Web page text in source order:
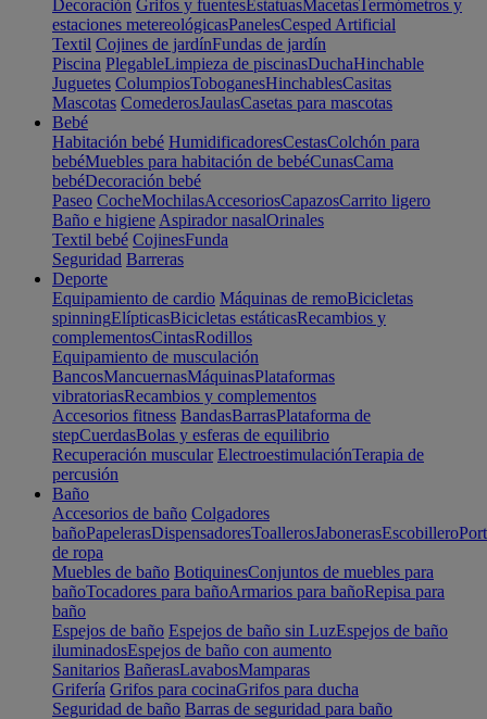
Decoración Grifos y fuentesEstatuasMacetasTermómetros y
estaciones metereológicasPanelesCesped Artificial
Textil Cojines de jardínFundas de jardín
Piscina PlegableLimpieza de piscinasDuchaHinchable
Juguetes ColumpiosToboganesHinchablesCasitas
Mascotas ComederosJaulasCasetas para mascotas
Bebé
Habitación bebé HumidificadoresCestasColchón para
bebéMuebles para habitación de bebéCunasCama
bebéDecoración bebé
Paseo CocheMochilasAccesoriosCapazosCarrito ligero
Baño e higiene Aspirador nasalOrinales
Textil bebé CojinesFunda
Seguridad Barreras
Deporte
Equipamiento de cardio Máquinas de remoBicicletas
spinningElípticasBicicletas estáticasRecambios y
complementosCintasRodillos
Equipamiento de musculación
BancosMancuernasMáquinasPlataformas
vibratoriasRecambios y complementos
Accesorios fitness BandasBarrasPlataforma de
stepCuerdasBolas y esferas de equilibrio
Recuperación muscular ElectroestimulaciónTerapia de
percusión
Baño
Accesorios de baño Colgadores
bañoPapelerasDispensadoresToallerosJabonerasEscobillero
de ropa
Muebles de baño BotiquinesConjuntos de muebles para
bañoTocadores para bañoArmarios para bañoRepisa para
baño
Espejos de baño Espejos de baño sin LuzEspejos de baño
iluminadosEspejos de baño con aumento
Sanitarios BañerasLavabosMamparas
Grifería Grifos para cocinaGrifos para ducha
Seguridad de baño Barras de seguridad para baño